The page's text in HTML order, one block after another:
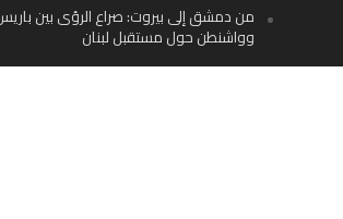
من دمشق إلى بيروت: صراع الرؤى بين
وواشنطن حول مستقبل لبنان
اليسار اللبناني «اليقظ» وسيادة الدولة: